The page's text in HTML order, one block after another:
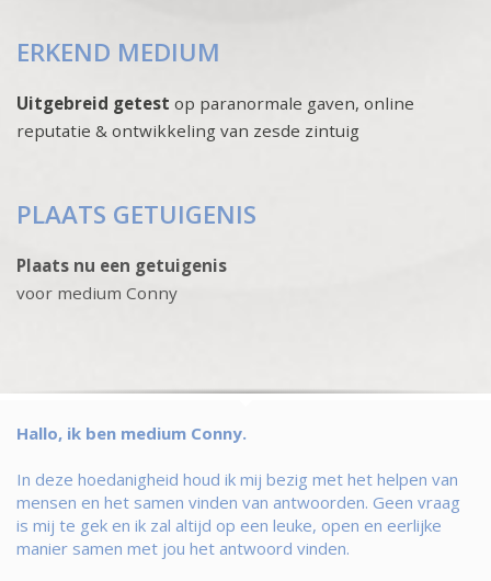
ERKEND MEDIUM
Uitgebreid getest op paranormale gaven, online
reputatie & ontwikkeling van zesde zintuig
PLAATS GETUIGENIS
Plaats nu een getuigenis
voor medium Conny
Hallo, ik ben medium Conny.
In deze hoedanigheid houd ik mij bezig met het helpen van
mensen en het samen vinden van antwoorden. Geen vraag
is mij te gek en ik zal altijd op een leuke, open en eerlijke
manier samen met jou het antwoord vinden.